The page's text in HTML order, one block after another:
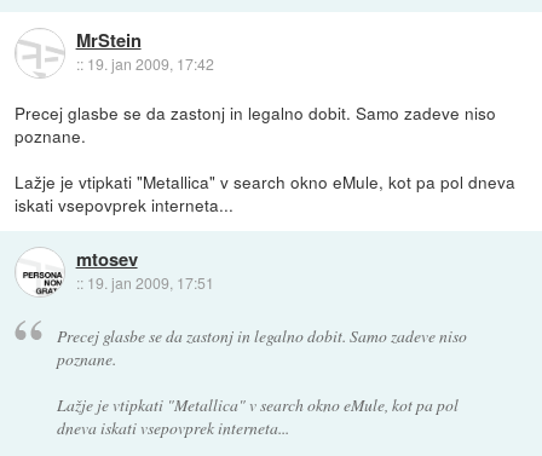
MrStein
:: 19. jan 2009, 17:42
Precej glasbe se da zastonj in legalno dobit. Samo zadeve niso
poznane.
Lažje je vtipkati "Metallica" v search okno eMule, kot pa pol dneva
iskati vsepovprek interneta...
mtosev
:: 19. jan 2009, 17:51
Precej glasbe se da zastonj in legalno dobit. Samo zadeve niso
poznane.
Lažje je vtipkati "Metallica" v search okno eMule, kot pa pol
dneva iskati vsepovprek interneta...